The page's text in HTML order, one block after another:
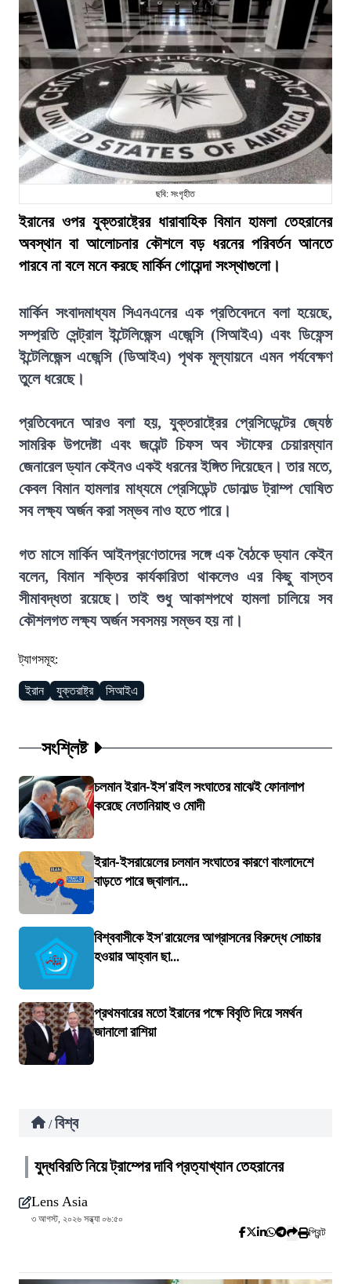
ছবি: সংগৃহীত
ইরানের ওপর যুক্তরাষ্ট্রের ধারাবাহিক বিমান হামলা তেহরানের
অবস্থান বা আলোচনার কৌশলে বড় ধরনের পরিবর্তন আনতে
পারবে না বলে মনে করছে মার্কিন গোয়েন্দা সংস্থাগুলো।
মার্কিন সংবাদমাধ্যম সিএনএনের এক প্রতিবেদনে বলা হয়েছে,
সম্প্রতি সেন্ট্রাল ইন্টেলিজেন্স এজেন্সি (সিআইএ) এবং ডিফেন্স
ইন্টেলিজেন্স এজেন্সি (ডিআইএ) পৃথক মূল্যায়নে এমন পর্যবেক্ষণ
তুলে ধরেছে।
প্রতিবেদনে আরও বলা হয়, যুক্তরাষ্ট্রের প্রেসিডেন্টের জ্যেষ্ঠ
সামরিক উপদেষ্টা এবং জয়েন্ট চিফস অব স্টাফের চেয়ারম্যান
জেনারেল ড্যান কেইনও একই ধরনের ইঙ্গিত দিয়েছেন। তার মতে,
কেবল বিমান হামলার মাধ্যমে প্রেসিডেন্ট ডোনাল্ড ট্রাম্প ঘোষিত
সব লক্ষ্য অর্জন করা সম্ভব নাও হতে পারে।
গত মাসে মার্কিন আইনপ্রণেতাদের সঙ্গে এক বৈঠকে ড্যান কেইন
বলেন, বিমান শক্তির কার্যকারিতা থাকলেও এর কিছু বাস্তব
সীমাবদ্ধতা রয়েছে। তাই শুধু আকাশপথে হামলা চালিয়ে সব
কৌশলগত লক্ষ্য অর্জন সবসময় সম্ভব হয় না।
ট্যাগসমূহ:
ইরান যুক্তরাষ্ট্র সিআইএ
সংশ্লিষ্ট
চলমান ইরান-ইস'রাইল সংঘাতের মাঝেই ফোনালাপ
করেছে নেতানিয়াহু ও মোদী
ইরান-ইসরায়েলের চলমান সংঘাতের কারণে বাংলাদেশে
বাড়তে পারে জ্বালান...
বিশ্ববাসীকে ইস'রায়েলের আগ্রাসনের বিরুদ্ধে সোচ্চার
হওয়ার আহ্বান ছা...
প্রথমবারের মতো ইরানের পক্ষে বিবৃতি দিয়ে সমর্থন
জানালো রাশিয়া
/ বিশ্ব
যুদ্ধবিরতি নিয়ে ট্রাম্পের দাবি প্রত্যাখ্যান তেহরানের
Lens Asia
৩ আগস্ট, ২০২৬ সন্ধ্যা ০৬:৫০
প্রিন্ট